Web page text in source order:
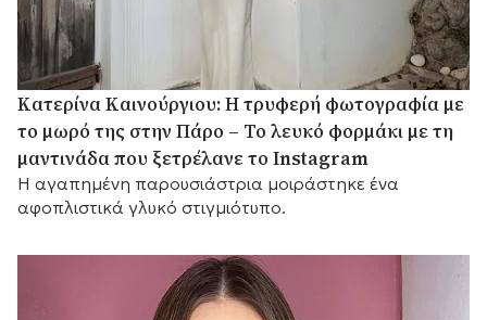
Κατερίνα Καινούργιου: Η τρυφερή φωτογραφία με
το μωρό της στην Πάρο – Το λευκό φορμάκι με τη
μαντινάδα που ξετρέλανε το Instagram
Η αγαπημένη παρουσιάστρια μοιράστηκε ένα
αφοπλιστικά γλυκό στιγμιότυπο.